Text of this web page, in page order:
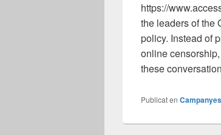
https://
the leaders of the
policy. Instead of
online
these
Publicat en Campanyes